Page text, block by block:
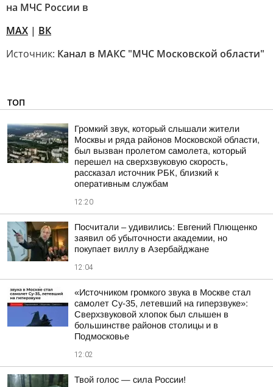
на МЧС России в
MAX | ВК
Источник: Канал в МАКС "МЧС Московской области"
ТОП
Громкий звук, который слышали жители
Москвы и ряда районов Московской области,
был вызван пролетом самолета, который
перешел на сверхзвуковую скорость,
рассказал источник РБК, близкий к
оперативным службам
12:20
Посчитали – удивились: Евгений Плющенко
заявил об убыточности академии, но
покупает виллу в Азербайджане
12:04
«Источником громкого звука в Москве стал
самолет Су-35, летевший на гиперзвуке»:
Сверхзвуковой хлопок был слышен в
большинстве районов столицы и в
Подмосковье
12:02
Твой голос — сила России!